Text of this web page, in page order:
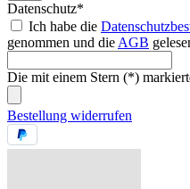
Datenschutz*
Ich habe die
genommen und dieAGB
Die mit einem Stern (*)
Bestellung widerrufen